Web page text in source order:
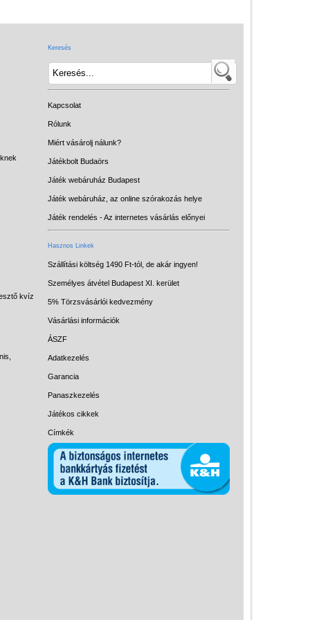
kvíz
Keresés
Kapcsolat
Rólunk
Miért vásárolj nálunk?
Játékbolt Budaörs
Játék webáruház Budapest
Játék webáruház, az online szórakozás helye
Játék rendelés - Az internetes vásárlás előnyei
Hasznos Linkek
Szállítási költség 1490 Ft-tól, de akár ingyen!
Személyes átvétel Budapest XI. kerület
5% Törzsvásárlói kedvezmény
Vásárlási információk
ÁSZF
Adatkezelés
Garancia
Panaszkezelés
Játékos cikkek
Címkék
Intelligens gyurma
Licenszes TOP
gyerekajándékok
LOGICO
LÜK
Papírszínház
Pixelhobby